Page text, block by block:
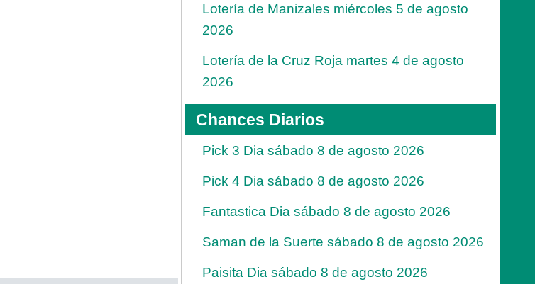
Lotería de Manizales miércoles 5 de agosto
2026
Lotería de la Cruz Roja martes 4 de agosto
2026
Chances Diarios
Pick 3 Dia sábado 8 de agosto 2026
Pick 4 Dia sábado 8 de agosto 2026
Fantastica Dia sábado 8 de agosto 2026
Saman de la Suerte sábado 8 de agosto 2026
Paisita Dia sábado 8 de agosto 2026